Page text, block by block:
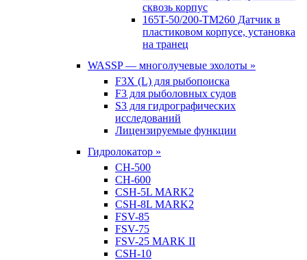
сквозь корпус
165T-50/200-TM260 Датчик в
пластиковом корпусе, установка
на транец
WASSP — многолучевые эхолоты »
F3X (L) для рыбопоиска
F3 для рыболовных судов
S3 для гидрографических
исследований
Лицензируемые функции
Гидролокатор »
CH-500
CH-600
CSH-5L MARK2
CSH-8L MARK2
FSV-85
FSV-75
FSV-25 MARK II
CSH-10